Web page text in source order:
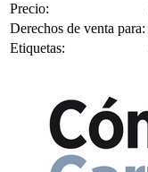
Precio:
Derechos de venta para:
Etiquetas: